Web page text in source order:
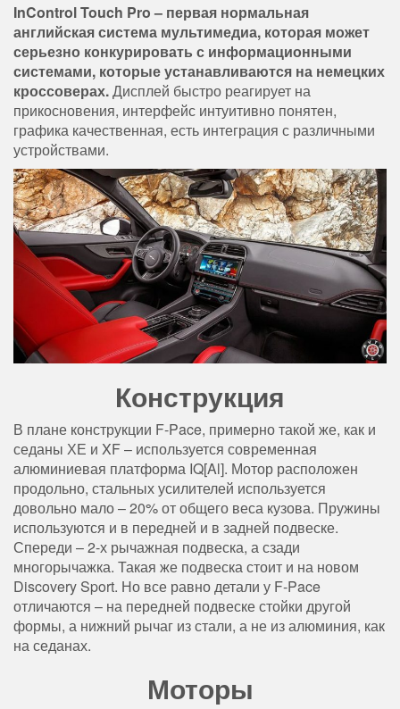
InControl Touch Pro – первая нормальная
английская система мультимедиа, которая может
серьезно конкурировать с информационными
системами, которые устанавливаются на немецких
кроссоверах.Дисплей быстро реагирует на
прикосновения, интерфейс интуитивно понятен,
графика качественная, есть интеграция с различными
устройствами.
Конструкция
В плане конструкции F-Pace, примерно такой же, как и
седаны ХЕ и XF – используется современная
алюминиевая платформа IQ[Al]. Мотор расположен
продольно, стальных усилителей используется
довольно мало – 20% от общего веса кузова. Пружины
используются и в передней и в задней подвеске.
Спереди – 2-х рычажная подвеска, а сзади
многорычажка. Такая же подвеска стоит и на новом
Discovery Sport. Но все равно детали у F-Pace
отличаются – на передней подвеске стойки другой
формы, а нижний рычаг из стали, а не из алюминия, как
на седанах.
Моторы